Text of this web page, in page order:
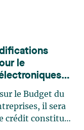
établie dans le
le
le Budget du
il sera
crédit constitue